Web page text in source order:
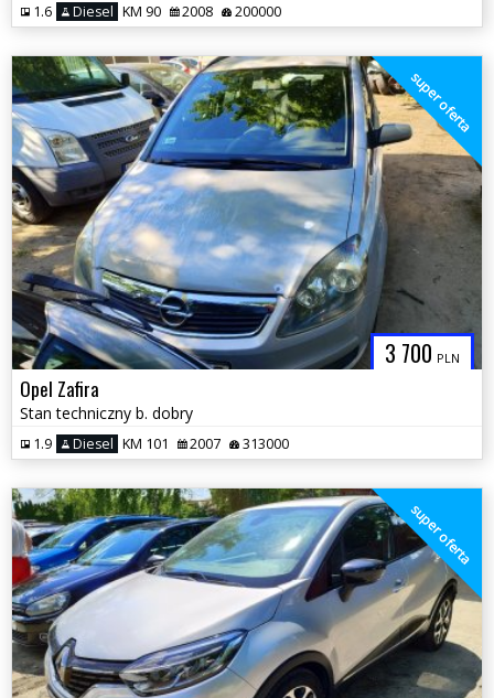
1.6 Diesel KM 90 2008 200000
3 700 PLN
super oferta
Opel Zafira
Stan techniczny b. dobry
1.9 Diesel KM 101 2007 313000
super oferta